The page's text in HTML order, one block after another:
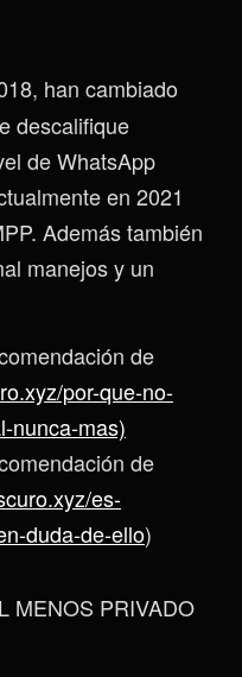
han cambiado
descalifique
de WhatsApp
en 2021
Además también
manejos y un
de
por-que-no-
nunca-mas)
de
es-
duda-de-ello)
MENOS PRIVADO